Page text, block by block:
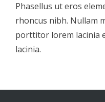
Phasellus ut eros
rhoncus nibh. Nullam
porttitor lorem lacinia
lacinia.